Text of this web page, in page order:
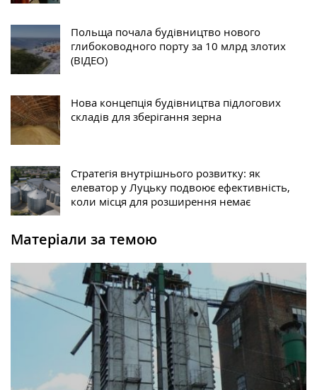
Польща почала будівництво нового
глибоководного порту за 10 млрд злотих
(ВІДЕО)
Нова концепція будівництва підлогових
складів для зберігання зерна
Стратегія внутрішнього розвитку: як
елеватор у Луцьку подвоює ефективність,
коли місця для розширення немає
Матеріали за темою